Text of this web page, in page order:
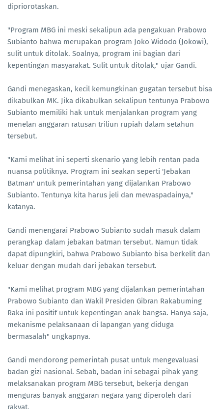
dipriorotaskan.
"Program MBG ini meski sekalipun ada pengakuan Prabowo
Subianto bahwa merupakan program Joko Widodo (Jokowi),
sulit untuk ditolak. Soalnya, program ini bagian dari
kepentingan masyarakat. Sulit untuk ditolak," ujar Gandi.
Gandi menegaskan, kecil kemungkinan gugatan tersebut bisa
dikabulkan MK. Jika dikabulkan sekalipun tentunya Prabowo
Subianto memiliki hak untuk menjalankan program yang
menelan anggaran ratusan triliun rupiah dalam setahun
tersebut.
"Kami melihat ini seperti skenario yang lebih rentan pada
nuansa politiknya. Program ini seakan seperti 'Jebakan
Batman' untuk pemerintahan yang dijalankan Prabowo
Subianto. Tentunya kita harus jeli dan mewaspadainya,"
katanya.
Gandi menengarai Prabowo Subianto sudah masuk dalam
perangkap dalam jebakan batman tersebut. Namun tidak
dapat dipungkiri, bahwa Prabowo Subianto bisa berkelit dan
keluar dengan mudah dari jebakan tersebut.
"Kami melihat program MBG yang dijalankan pemerintahan
Prabowo Subianto dan Wakil Presiden Gibran Rakabuming
Raka ini positif untuk kepentingan anak bangsa. Hanya saja,
mekanisme pelaksanaan di lapangan yang diduga
bermasalah" ungkapnya.
Gandi mendorong pemerintah pusat untuk mengevaluasi
badan gizi nasional. Sebab, badan ini sebagai pihak yang
melaksanakan program MBG tersebut, bekerja dengan
menguras banyak anggaran negara yang diperoleh dari
rakyat.